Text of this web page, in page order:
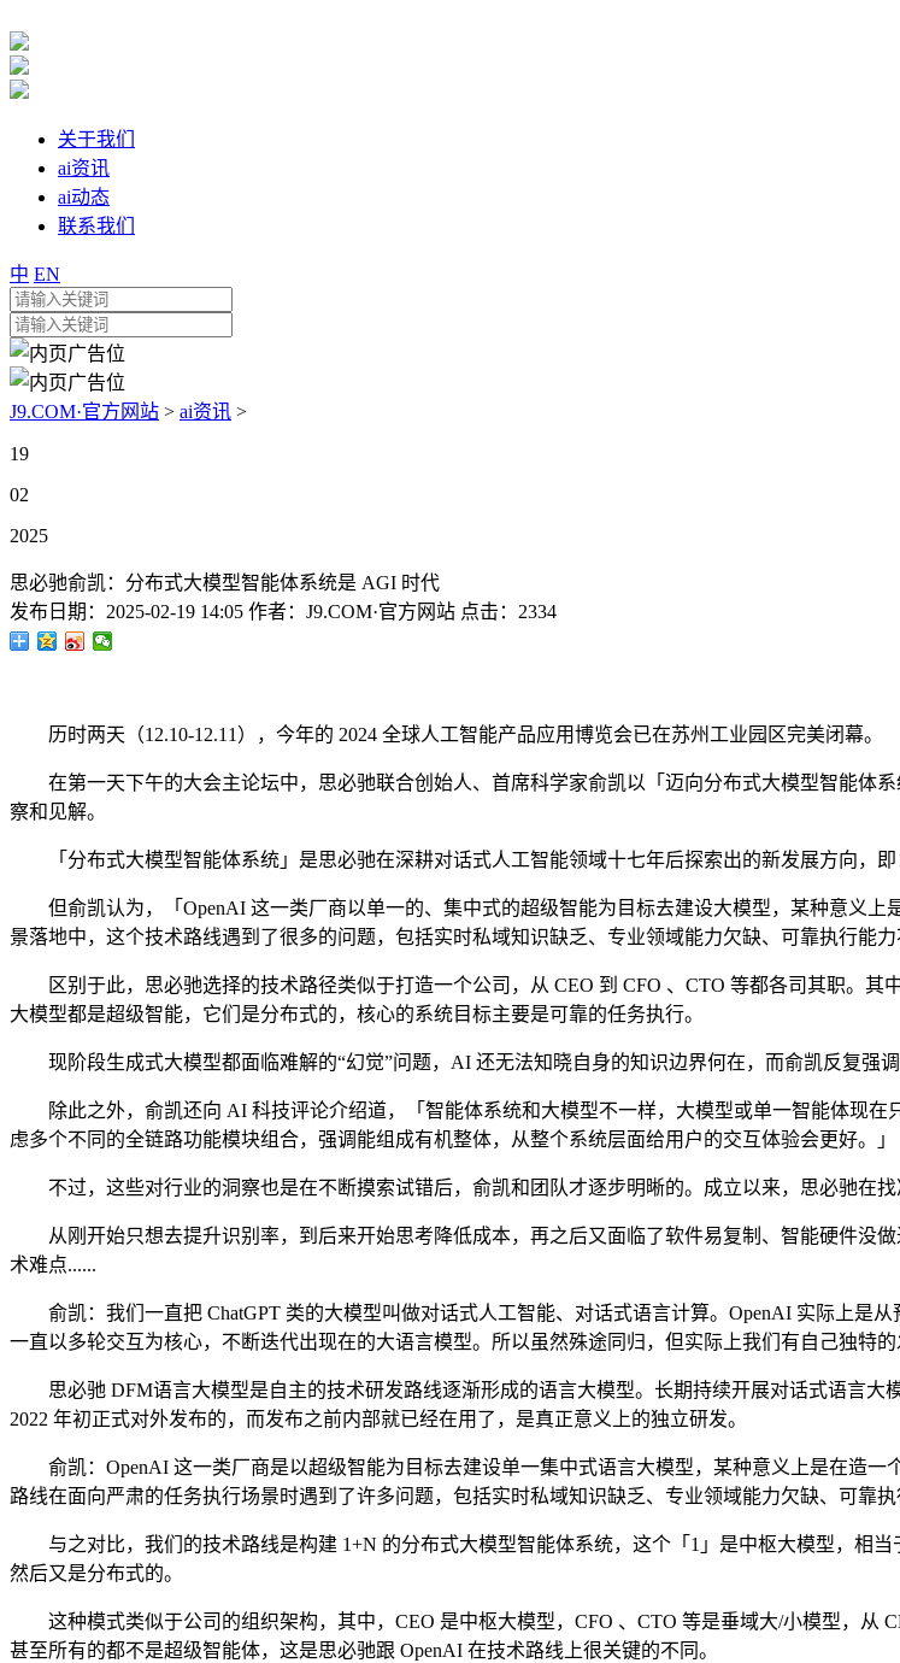
关于我们
ai资讯
ai动态
联系我们
中 EN
J9.COM·官方网站 > ai资讯 >
19
02
2025
思必驰俞凯：分布式大模型智能体系统是 AGI 时代
发布日期： 2025-02-19 14:05 作者： J9.COM·官方网站 点击： 2334
历时两天（12.10-12.11），今年的 2024 全球人工智能产品应用博览会已在苏州工业园区完美闭幕。
在第一天下午的大会主论坛中，思必驰联合创始人、首席科学家俞凯以「迈向分布式大模型智能体
察和见解。
「分布式大模型智能体系统」是思必驰在深耕对话式人工智能领域十七年后探索出的新发展方向，即
但俞凯认为，「OpenAI 这一类厂商以单一的、集中式的超级智能为目标去建设大模型，某种意义上
景落地中，这个技术路线遇到了很多的问题，包括实时私域知识缺乏、专业领域能力欠缺、可靠执行能力
区别于此，思必驰选择的技术路径类似于打造一个公司，从 CEO 到 CFO 、CTO 等都各司其职。其
大模型都是超级智能，它们是分布式的，核心的系统目标主要是可靠的任务执行。
现阶段生成式大模型都面临难解的“幻觉”问题，AI 还无法知晓自身的知识边界何在，而俞凯反复强调
除此之外，俞凯还向 AI 科技评论介绍道，「智能体系统和大模型不一样，大模型或单一智能体现在
虑多个不同的全链路功能模块组合，强调能组成有机整体，从整个系统层面给用户的交互体验会更好。」
不过，这些对行业的洞察也是在不断摸索试错后，俞凯和团队才逐步明晰的。成立以来，思必驰在找
从刚开始只想去提升识别率，到后来开始思考降低成本，再之后又面临了软件易复制、智能硬件没
术难点......
俞凯：我们一直把 ChatGPT 类的大模型叫做对话式人工智能、对话式语言计算。OpenAI 实际上是
一直以多轮交互为核心，不断迭代出现在的大语言模型。所以虽然殊途同归，但实际上我们有自己独特的
思必驰 DFM语言大模型是自主的技术研发路线逐渐形成的语言大模型。长期持续开展对话式语言大
2022 年初正式对外发布的，而发布之前内部就已经在用了，是真正意义上的独立研发。
俞凯：OpenAI 这一类厂商是以超级智能为目标去建设单一集中式语言大模型，某种意义上是在造一
路线在面向严肃的任务执行场景时遇到了许多问题，包括实时私域知识缺乏、专业领域能力欠缺、可靠执
与之对比，我们的技术路线是构建 1+N 的分布式大模型智能体系统，这个「1」是中枢大模型，相当
然后又是分布式的。
这种模式类似于公司的组织架构，其中，CEO 是中枢大模型，CFO 、CTO 等是垂域大/小模型，从
甚至所有的都不是超级智能体，这是思必驰跟 OpenAI 在技术路线上很关键的不同。